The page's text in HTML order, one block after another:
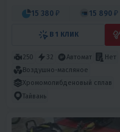
15 380 ₽ 15 890 ₽
В 1 КЛИК
250 32 Автомат
Нет
Воздушно-масляное
Хромомолибденовый сплав
Тайвань